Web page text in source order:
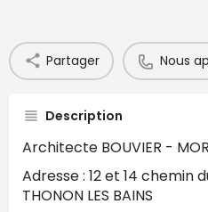
Partager Nous
Description
Architecte BOUVIER -
Adresse : 12 et 14 chemin
THONON LES BAINS